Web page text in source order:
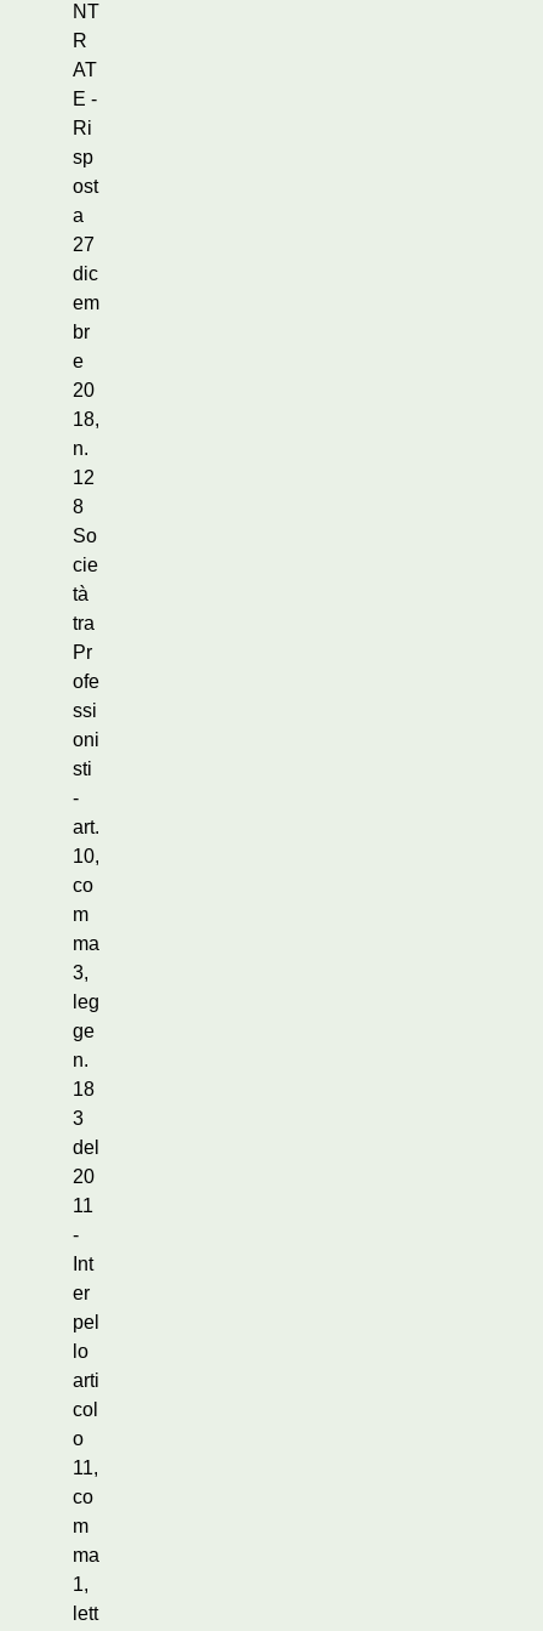
NT
R
AT
E -
Ri
sp
ost
a
27
dic
em
br
e
20
18,
n.
12
8
So
cie
tà
tra
Pr
ofe
ssi
oni
sti
-
art.
10,
co
m
ma
3,
leg
ge
n.
18
3
del
20
11
-
Int
er
pel
lo
arti
col
o
11,
co
m
ma
1,
lett